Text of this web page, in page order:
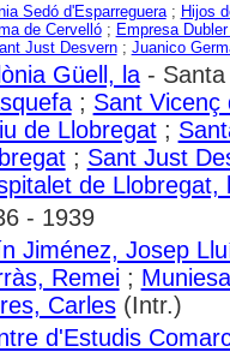
Sedó d'Esparreguera; Hijos
de Cervelló; Empresa
Just Desvern; Juanico
Güell, la- Santa
; Sant Vicenç
de Llobregat;
; Sant Just
de Llobregat,
- 1939
Jiménez, Josep
Remei;
Carles(Intr.)
d'Estudis